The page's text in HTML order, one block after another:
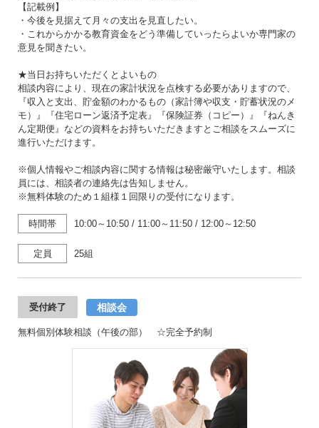
【記載例】
・今後を見据えて月々の支出を見直したい。
・これからかかる教育資金をどう準備していったらよいか専門家の
意見を聞きたい。
★当日お持ちいただくとよいもの
相談内容により、現在の家計状況を点検する必要がありますので、
『収入と支出、貯金額のわかるもの（家計簿や収支・貯蓄状況のメ
モ）』『住宅ローン返済予定表』『保険証券（コピー）』『ねんき
ん定期便』などの資料をお持ちいただきますとご相談をスムーズに
進行いただけます。
※個人情報やご相談内容に関する情報は秘密厳守いたします。相談
員には、相談者の連絡先は告知しません。
※無料体験のため１組様１回限りの受付になります。
時間帯 10:00～10:50 / 11:00～11:50 / 12:00～12:50
定員 25組
受付終了 相談会
無料個別体験相談（午後の部） ☆完全予約制